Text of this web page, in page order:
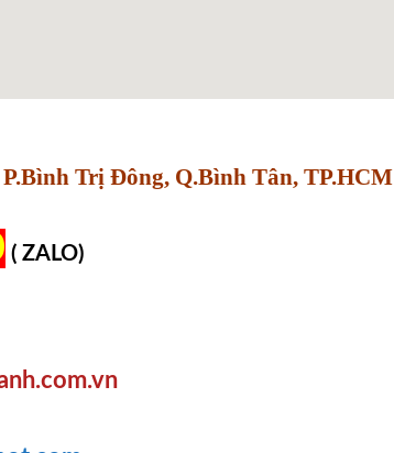
Trị Đông, Q.Bình Tân, TP.HCM
( ZALO)